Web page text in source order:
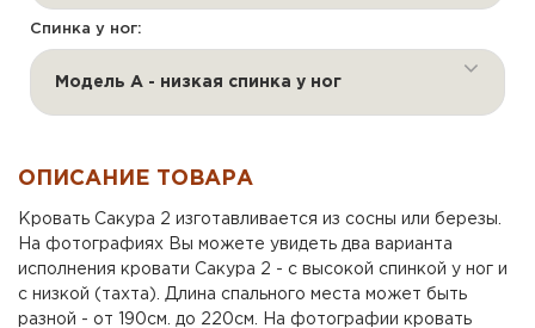
Спинка у ног:
Модель А - низкая спинка у ног
ОПИСАНИЕ ТОВАРА
Кровать Сакура 2 изготавливается из сосны или березы.
На фотографиях Вы можете увидеть два варианта
исполнения кровати Сакура 2 - с высокой спинкой у ног и
с низкой (тахта). Длина спального места может быть
разной - от 190см. до 220см. На фотографии кровать